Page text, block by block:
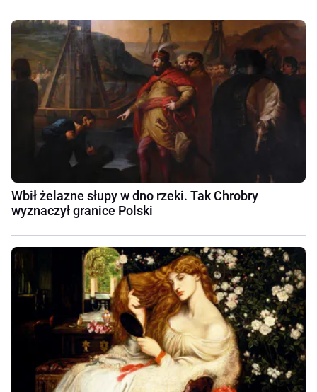
Wbił żelazne słupy w dno rzeki. Tak Chrobry
wyznaczył granice Polski